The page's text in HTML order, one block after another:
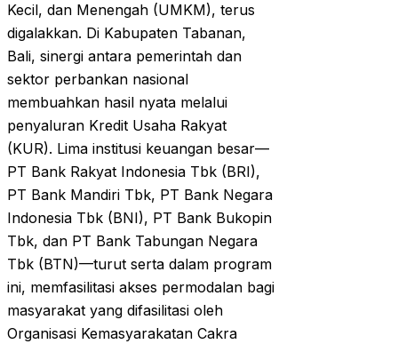
Kecil, dan Menengah (UMKM), terus
digalakkan. Di Kabupaten Tabanan,
Bali, sinergi antara pemerintah dan
sektor perbankan nasional
membuahkan hasil nyata melalui
penyaluran Kredit Usaha Rakyat
(KUR). Lima institusi keuangan besar—
PT Bank Rakyat Indonesia Tbk (BRI),
PT Bank Mandiri Tbk, PT Bank Negara
Indonesia Tbk (BNI), PT Bank Bukopin
Tbk, dan PT Bank Tabungan Negara
Tbk (BTN)—turut serta dalam program
ini, memfasilitasi akses permodalan bagi
masyarakat yang difasilitasi oleh
Organisasi Kemasyarakatan Cakra